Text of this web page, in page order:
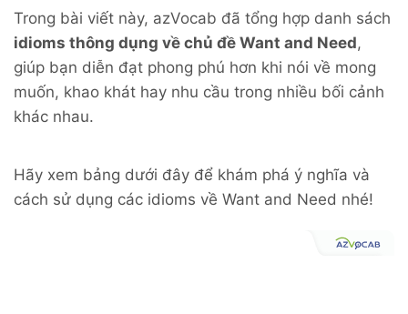
Trong bài viết này, azVocab đã tổng hợp danh sách
idioms thông dụng về chủ đề Want and Need,
giúp bạn diễn đạt phong phú hơn khi nói về mong
muốn, khao khát hay nhu cầu trong nhiều bối cảnh
khác nhau.
Hãy xem bảng dưới đây để khám phá ý nghĩa và
cách sử dụng các idioms về Want and Need nhé!